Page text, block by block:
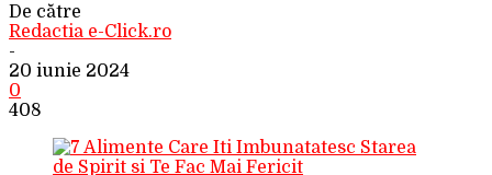
De către
Redactia e-Click.ro
-
20 iunie 2024
0
408